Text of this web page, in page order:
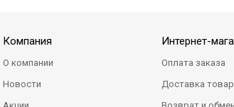
Компания
О компании
Новости
Интернет-
Оплата заказа
Доставка